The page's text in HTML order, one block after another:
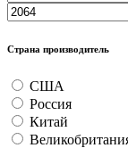
Страна производитель
США
Россия
Китай